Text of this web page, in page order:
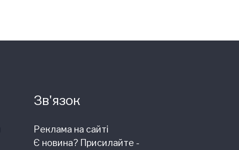
Зв'язок
Реклама на сайті
Є новина? Присилайте -